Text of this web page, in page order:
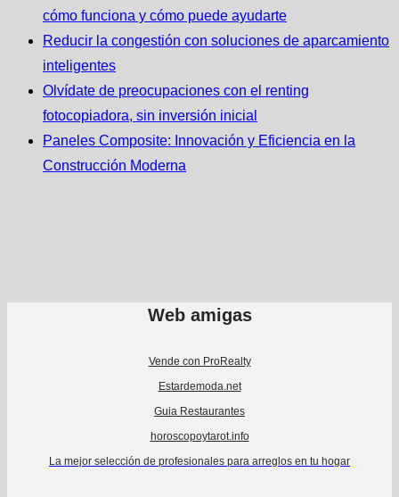
cómo funciona y cómo puede ayudarte
Reducir la congestión con soluciones de aparcamiento
inteligentes
Olvídate de preocupaciones con el renting
fotocopiadora, sin inversión inicial
Paneles Composite: Innovación y Eficiencia en la
Construcción Moderna
Web amigas
Vende con ProRealty
Estardemoda.net
Guia Restaurantes
horoscopoytarot.info
La mejor selección de profesionales para arreglos en tu hogar